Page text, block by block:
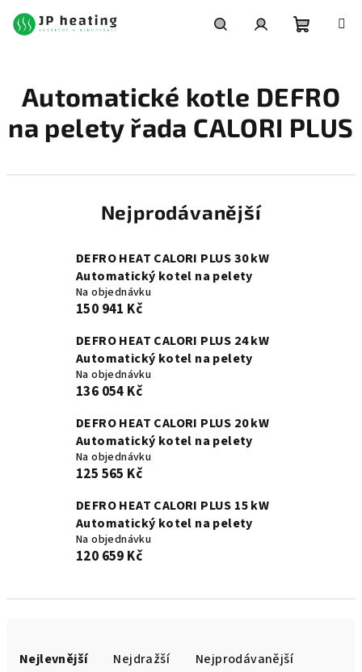
obsah
košík
Automatické kotle DEFRO
na pelety řada CALORI PLUS
Nejprodávanější
DEFRO HEAT CALORI PLUS 30 kW
Automatický kotel na pelety
Na objednávku
150 941 Kč
DEFRO HEAT CALORI PLUS 24 kW
Automatický kotel na pelety
Na objednávku
136 054 Kč
DEFRO HEAT CALORI PLUS 20 kW
Automatický kotel na pelety
Na objednávku
125 565 Kč
DEFRO HEAT CALORI PLUS 15 kW
Automatický kotel na pelety
Na objednávku
120 659 Kč
Nejlevnější Nejdražší Nejprodávanější